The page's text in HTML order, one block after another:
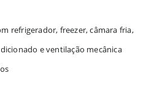
refrigerador, freezer, câmara fria,
e ventilação mecânica